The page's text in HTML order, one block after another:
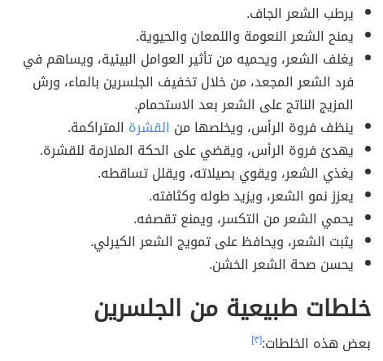
يرطب الشعر الجاف.
يمنح الشعر النعومة واللمعان والحيوية.
يغلف الشعر، ويحميه من تأثير العوامل البيئية، ويساهم في
فرد الشعر المجعد، من خلال تخفيف الجلسرين بالماء، ورش
المزيج الناتج على الشعر بعد الاستحمام.
ينظف فروة الرأس، ويخلصها من القشرة المتراكمة.
يهدئ فروة الرأس، ويقضي على الحكة الملازمة للقشرة.
يغذي الشعر، ويقوي بصيلاته، ويقلل تساقطه.
يعزز نمو الشعر، ويزيد طوله وكثافته.
يحمي الشعر من التكسر، ويمنع تقصفه.
يثبت الشعر، ويحافظ على تمويج الشعر الكيرلي.
يحسن صحة الشعر الخشن.
خلطات طبيعية من الجلسرين
بعض هذه الخلطات:[٣]